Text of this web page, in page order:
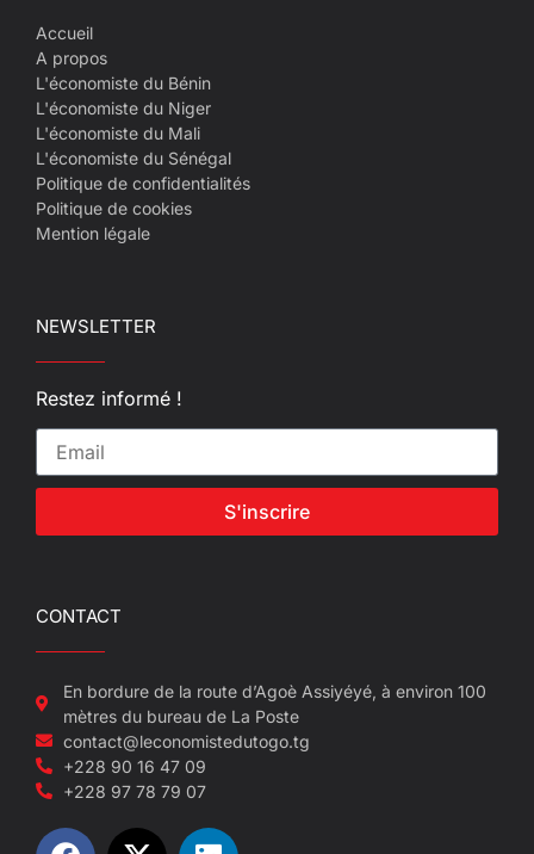
Accueil
A propos
L'économiste du Bénin
L'économiste du Niger
L'économiste du Mali
L'économiste du Sénégal
Politique de confidentialités
Politique de cookies
Mention légale
NEWSLETTER
Restez informé !
S'inscrire
CONTACT
En bordure de la route d’Agoè Assiyéyé, à environ 100
mètres du bureau de La Poste
contact@leconomistedutogo.tg
+228 90 16 47 09
+228 97 78 79 07